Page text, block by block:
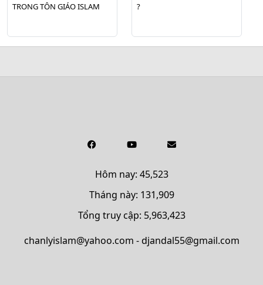
TRONG TÔN GIÁO ISLAM
?
Hôm nay: 45,523
Tháng này: 131,909
Tổng truy cập: 5,963,423
chanlyislam@yahoo.com - djandal55@gmail.com